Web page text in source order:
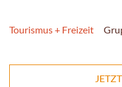
Tourismus + Freizeit